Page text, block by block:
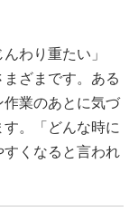
わり重たい」
まざまです。ある
業のあとに気づ
。「どんな時に
くなると言われ